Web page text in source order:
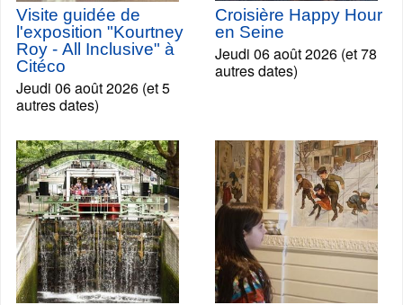
Visite guidée de
l'exposition "Kourtney
Roy - All Inclusive" à
Citéco
Jeudi 06 août 2026 (et 5
autres dates)
Croisière Happy Hour
en Seine
Jeudi 06 août 2026 (et 78
autres dates)